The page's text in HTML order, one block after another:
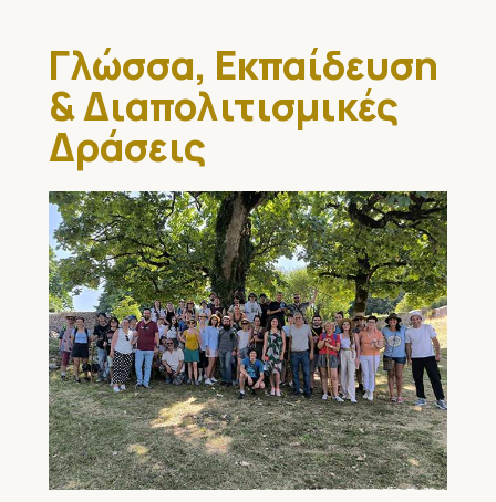
Γλώσσα, Εκπαίδευση
& Διαπολιτισμικές
Δράσεις